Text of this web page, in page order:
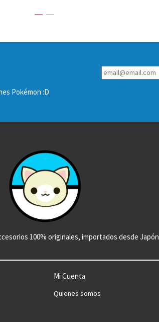
Pokémon :D
100% originales, importados desde Japón
Mi Cuenta
Quienes somos